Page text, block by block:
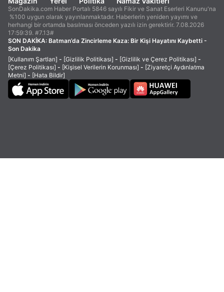
SonDakika.com Haber Portalı 5846 sayılı Fikir ve Sanat Eserleri Kanunu'na
%100 uygun olarak yayınlanmaktadır. Haberlerin yeniden yayımı ve
herhangi bir ortamda basılması önceden yazılı izin gerektirir. 7.08.2026
17:59:39. #7.13#
SON DAKİKA: Batman’da Zincirleme Kaza: Bir Kişi Hayatını Kaybetti -
Son Dakika
[Kullanım Şartları] - [Gizlilik Politikası] - [Gizlilik ve Çerez Politikası] -
[Çerez Politikası] - [Kişisel Verilerin Korunması] - [Ziyaretçi Aydınlatma
Metni] - [Hata Bildir]